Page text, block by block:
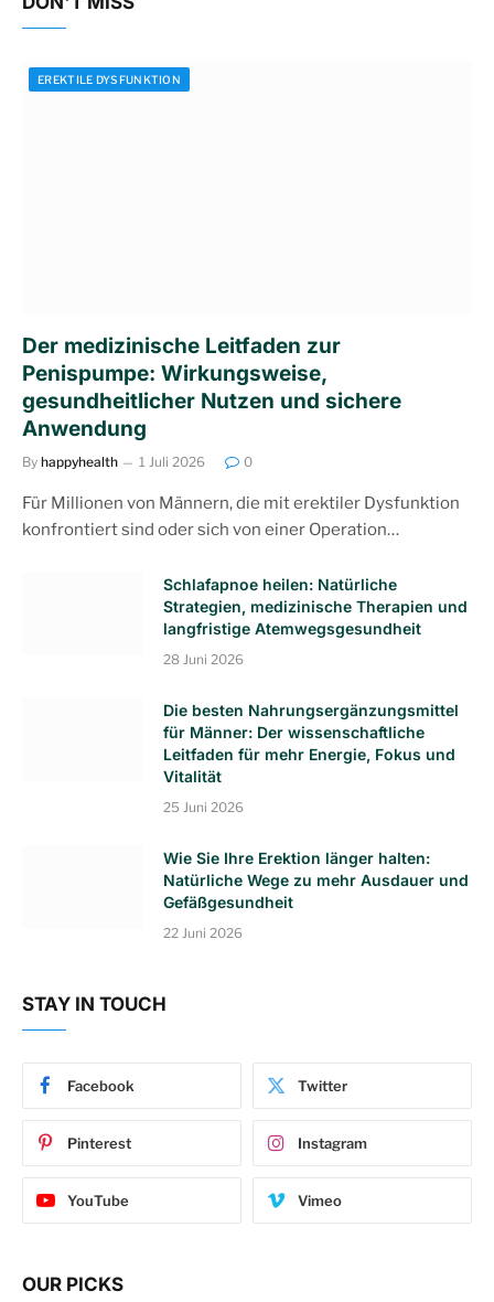
EREKTILE DYSFUNKTION
Der medizinische Leitfaden zur
Penispumpe: Wirkungsweise,
gesundheitlicher Nutzen und sichere
Anwendung
By happyhealth 1 Juli 2026 0
Für Millionen von Männern, die mit erektiler Dysfunktion
konfrontiert sind oder sich von einer Operation…
Schlafapnoe heilen: Natürliche
Strategien, medizinische Therapien und
langfristige Atemwegsgesundheit
28 Juni 2026
Die besten Nahrungsergänzungsmittel
für Männer: Der wissenschaftliche
Leitfaden für mehr Energie, Fokus und
Vitalität
25 Juni 2026
Wie Sie Ihre Erektion länger halten:
Natürliche Wege zu mehr Ausdauer und
Gefäßgesundheit
22 Juni 2026
STAY IN TOUCH
Facebook Twitter
Pinterest Instagram
YouTube Vimeo
OUR PICKS